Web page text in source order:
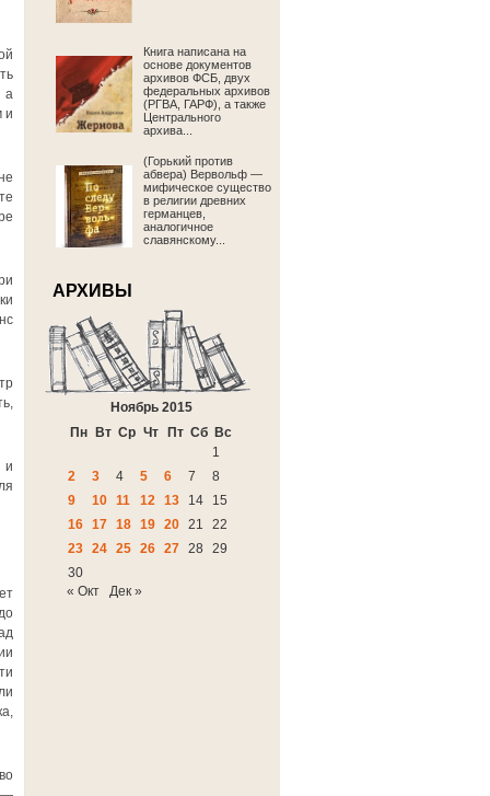
а
и
и
Книга написана на
основе документов
архивов ФСБ, двух
федеральных архивов
(РГВА, ГАРФ), а также
Центрального
архива...
(Горький против
абвера) Вервольф —
мифическое существо
в религии древних
германцев,
аналогичное
славянскому...
АРХИВЫ
Ноябрь 2015
Пн
Вт Ср Чт Пт Сб Вс
1
2
3 4 5 6 7
8
9
10 11 12 13 14
15
16 17 18 19 20 21
22
23 24 25 26 27 28
29
30
« Окт
Дек »